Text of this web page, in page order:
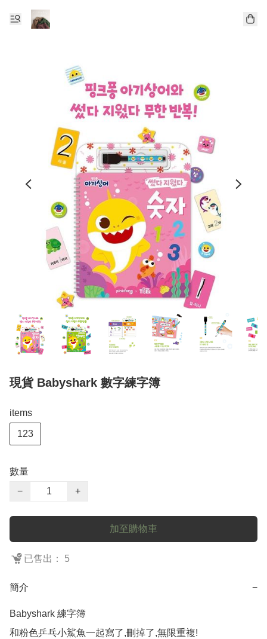
現貨 Babyshark 數字練字簿
items
123
數量
−
+
加至購物車
已售出： 5
簡介 −
Babyshark 練字簿
和粉色乒乓小鯊魚一起寫了,刪掉了,無限重複!